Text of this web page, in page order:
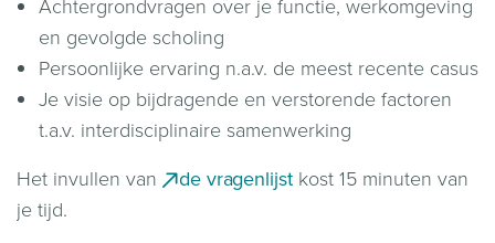
Achtergrondvragen over je functie, werkomgeving
en gevolgde scholing
Persoonlijke ervaring n.a.v. de meest recente casus
Je visie op bijdragende en verstorende factoren
t.a.v. interdisciplinaire samenwerking
Het invullen van
de vragenlijstkost 15 minuten van
je tijd.